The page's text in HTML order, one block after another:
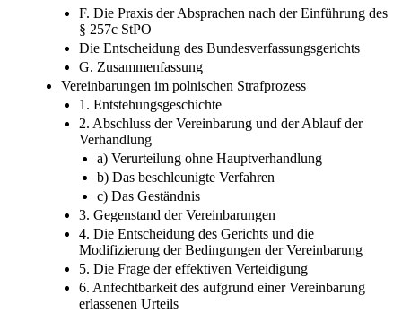
F. Die Praxis der Absprachen nach der Einführung des
§ 257c StPO
Die Entscheidung des Bundesverfassungsgerichts
G. Zusammenfassung
Vereinbarungen im polnischen Strafprozess
1. Entstehungsgeschichte
2. Abschluss der Vereinbarung und der Ablauf der
Verhandlung
a) Verurteilung ohne Hauptverhandlung
b) Das beschleunigte Verfahren
c) Das Geständnis
3. Gegenstand der Vereinbarungen
4. Die Entscheidung des Gerichts und die
Modifizierung der Bedingungen der Vereinbarung
5. Die Frage der effektiven Verteidigung
6. Anfechtbarkeit des aufgrund einer Vereinbarung
erlassenen Urteils